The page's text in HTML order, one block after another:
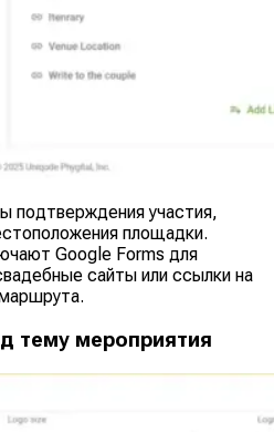
подтверждения участия,
площадки.
Google Forms для
сайты или ссылки на
тему мероприятия